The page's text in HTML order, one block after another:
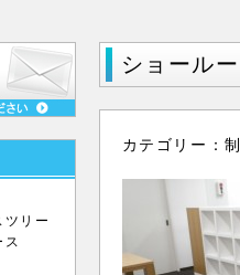
ツリー
ス
ショール
カテゴリー：